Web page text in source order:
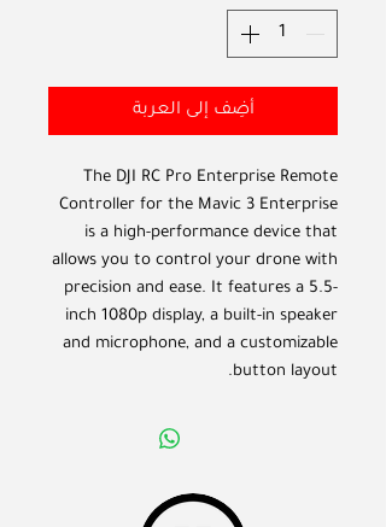
أضِف إلى العربة
The DJI RC Pro Enterprise Remote
Controller for the Mavic 3 Enterprise
is a high-performance device that
allows you to control your drone with
precision and ease. It features a 5.5-
inch 1080p display, a built-in speaker
and microphone, and a customizable
button layout.